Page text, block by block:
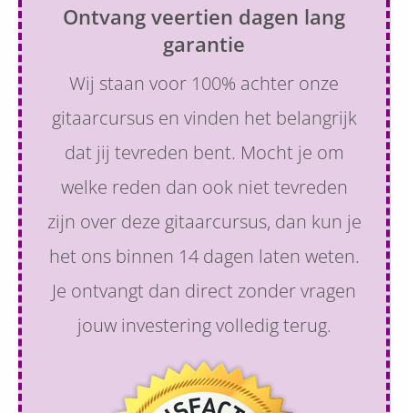
Ontvang veertien dagen lang
garantie
Wij staan voor 100% achter onze
gitaarcursus en vinden het belangrijk
dat jij tevreden bent. Mocht je om
welke reden dan ook niet tevreden
zijn over deze gitaarcursus, dan kun je
het ons binnen 14 dagen laten weten.
Je ontvangt dan direct zonder vragen
jouw investering volledig terug.